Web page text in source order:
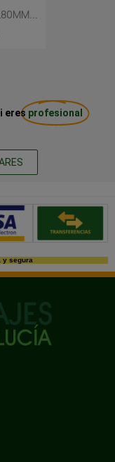
eres profesional
y segura